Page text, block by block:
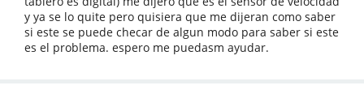
y ya se lo quite pero quisiera que me dijeran como saber
si este se puede checar de algun modo para saber si este
es el problema. espero me puedasm ayudar.